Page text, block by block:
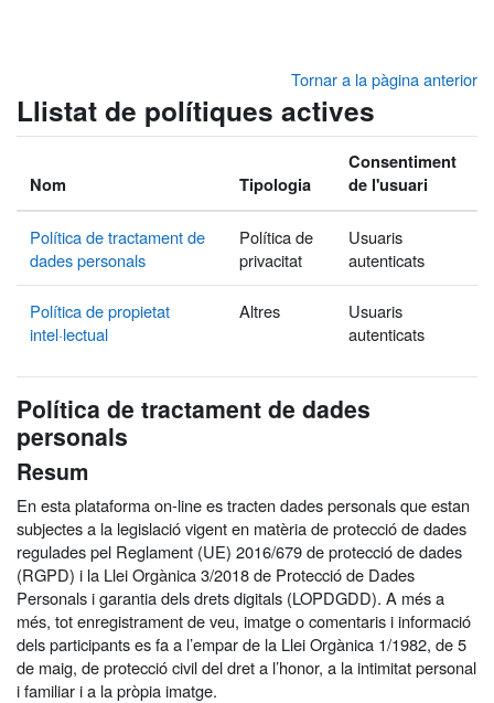
Tornar a la pàgina anterior
Llistat de polítiques actives
Nom Tipologia
Consentiment
de l'usuari
Política de tractament de
dades personals
Política de
privacitat
Usuaris
autenticats
Política de propietat
intel·lectual
Altres
Usuaris
autenticats
Política de tractament de dades
personals
Resum
En esta plataforma on-line es tracten dades personals que estan
subjectes a la legislació vigent en matèria de protecció de dades
regulades pel Reglament (UE) 2016/679 de protecció de dades
(RGPD) i la Llei Orgànica 3/2018 de Protecció de Dades
Personals i garantia dels drets digitals (LOPDGDD). A més a
més, tot enregistrament de veu, imatge o comentaris i informació
dels participants es fa a l’empar de la Llei Orgànica 1/1982, de 5
de maig, de protecció civil del dret a l’honor, a la intimitat personal
i familiar i a la pròpia imatge.